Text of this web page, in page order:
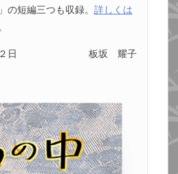
の短編三つも収録。 詳しくは
日 板坂 耀子